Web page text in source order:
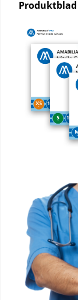
Produktblad